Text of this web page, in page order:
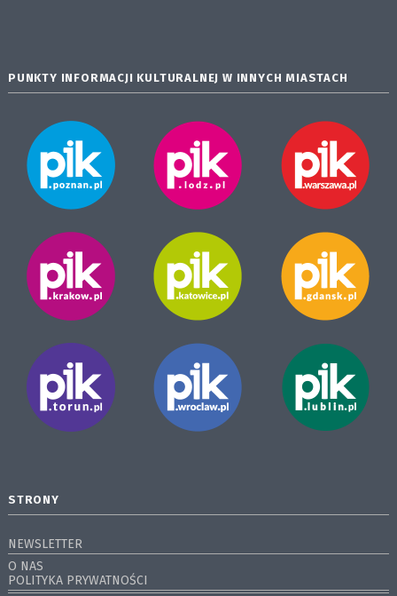
PUNKTY INFORMACJI KULTURALNEJ W INNYCH MIASTACH
STRONY
NEWSLETTER
O NAS
POLITYKA PRYWATNOŚCI